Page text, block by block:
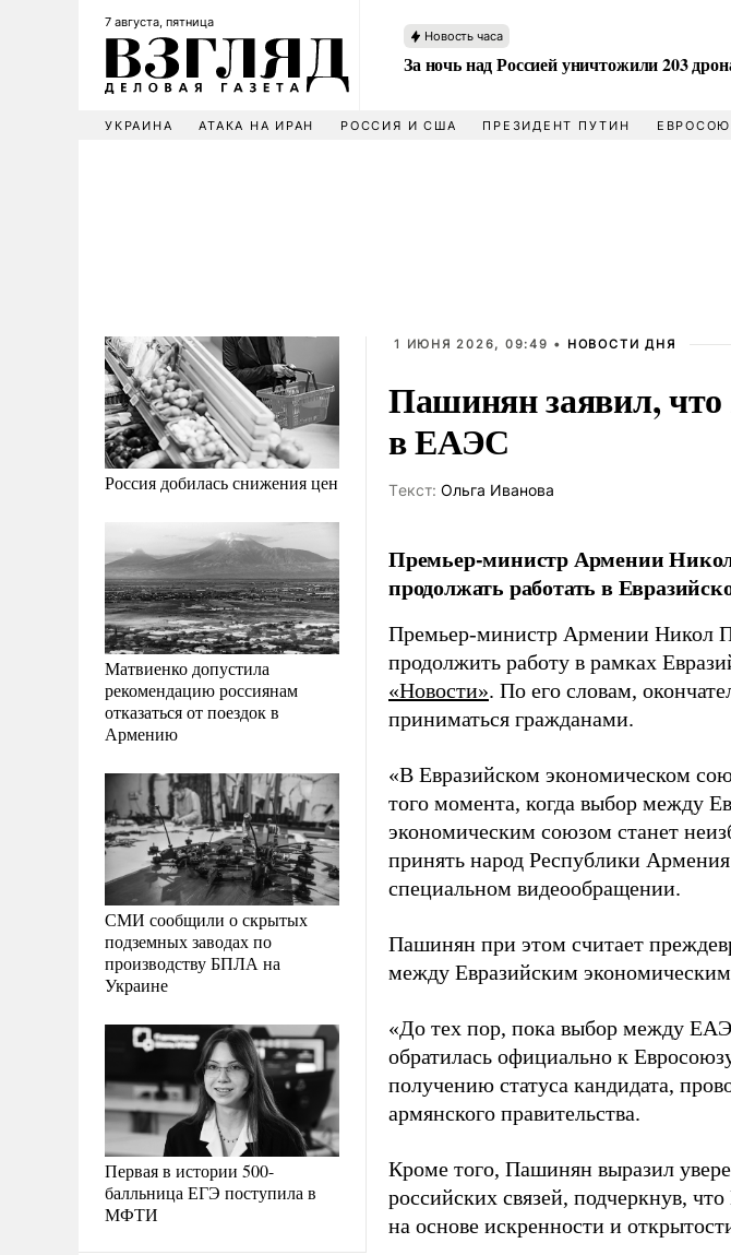
7 августа, пятница
Новость часа
За ночь над Россией уничтожили 203
УКРАИНА АТАКА НА ИРАН РОССИЯ И США ПРЕЗИДЕНТ ПУТИН
Россия добилась снижения цен
Матвиенко допустила
рекомендацию россиянам
отказаться от поездок в
Армению
СМИ сообщили о скрытых
подземных заводах по
производству БПЛА на
Украине
Первая в истории 500-
балльница ЕГЭ поступила в
МФТИ
1 ИЮНЯ 2026, 09:49 • НОВОСТИ ДНЯ
Пашинян заявил,
в ЕАЭС
Tекст: Ольга Иванова
Премьер-министр Армении
продолжать работать в
Премьер-министр Армении Никол
продолжить работу в рамках
«Новости». По его словам,
приниматься гражданами.
«В Евразийском экономическом
того момента, когда выбор между
экономическим союзом станет
принять народ Республики
специальном видеообращении.
Пашинян при этом считает
между Евразийским
«До тех пор, пока выбор между
обратилась официально к
получению статуса кандидата,
армянского правительства.
Кроме того, Пашинян выразил
российских связей, подчеркнув,
на основе искренности и